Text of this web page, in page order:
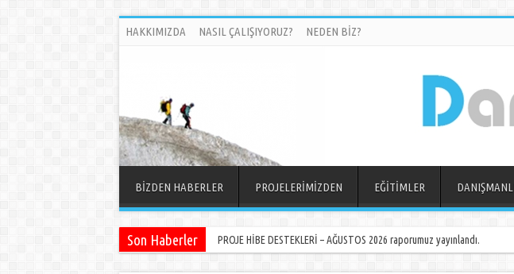
HAKKIMIZDA NASIL ÇALIŞIYORUZ? NEDEN BİZ?
BİZDEN HABERLER PROJELERİMİZDEN EĞİTİMLER
Son Haberler PROJE HİBE DESTEKLERİ – AĞUSTOS 2026 raporumuz yayınlandı.